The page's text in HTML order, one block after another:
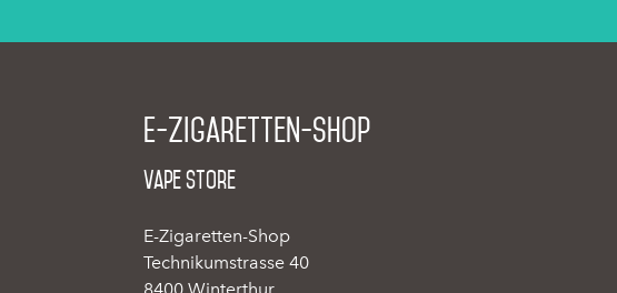
E-Zigaretten-Shop
Vape Store
E-Zigaretten-Shop
Technikumstrasse 40